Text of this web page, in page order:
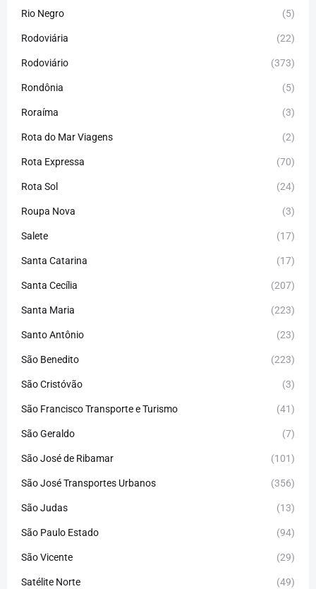
Rio Negro (5)
Rodoviária (22)
Rodoviário (373)
Rondônia (5)
Roraíma (3)
Rota do Mar Viagens (2)
Rota Expressa (70)
Rota Sol (24)
Roupa Nova (3)
Salete (17)
Santa Catarina (17)
Santa Cecília (207)
Santa Maria (223)
Santo Antônio (23)
São Benedito (223)
São Cristóvão (3)
São Francisco Transporte e Turismo (41)
São Geraldo (7)
São José de Ribamar (101)
São José Transportes Urbanos (356)
São Judas (13)
São Paulo Estado (94)
São Vicente (29)
Satélite Norte (49)